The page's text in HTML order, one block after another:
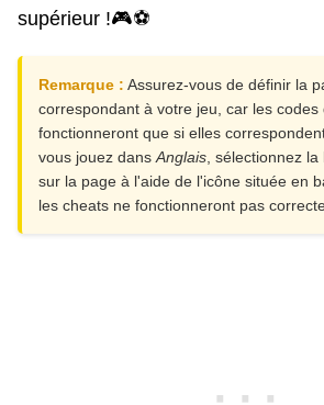
supérieur !🎮⚽
Remarque : Assurez-vous de définir la
correspondant à votre jeu, car les codes
fonctionneront que si elles
vous jouez dans Anglais , sélectionnez
sur la page à l'aide de l'icône située en
les cheats ne fonctionneront pas